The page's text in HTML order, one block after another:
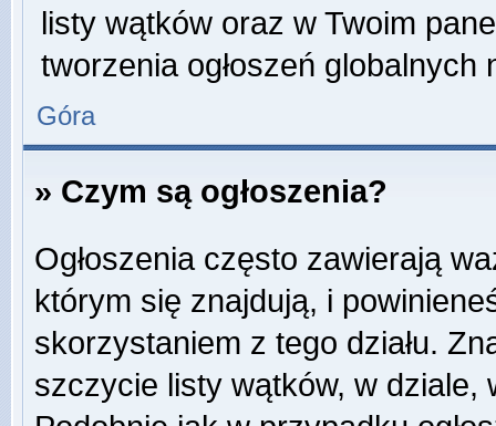
listy wątków oraz w Twoim
tworzenia ogłoszeń globalnych
Góra
» Czym są ogłoszenia?
Ogłoszenia często zawierają
którym się znajdują, i
skorzystaniem z tego działu.
szczycie listy wątków, w dziale,